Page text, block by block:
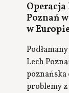
Poznań
w
Lech
poznańska
problemy